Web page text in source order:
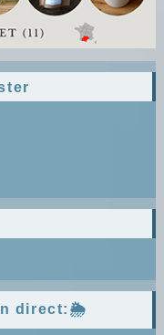
direct:🌦️